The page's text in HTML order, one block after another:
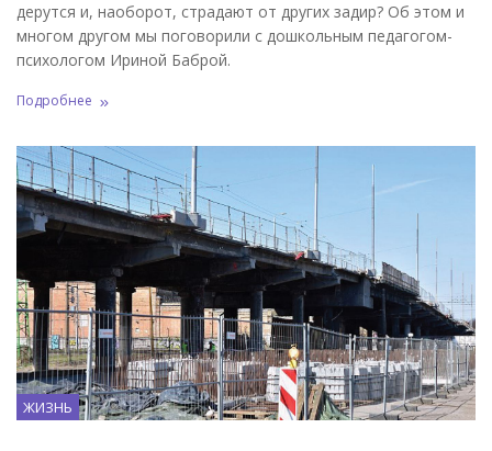
дерутся и, наоборот, страдают от других задир? Об этом и
многом другом мы поговорили с дошкольным педагогом-
психологом Ириной Баброй.
Подробнее
ЖИЗНЬ